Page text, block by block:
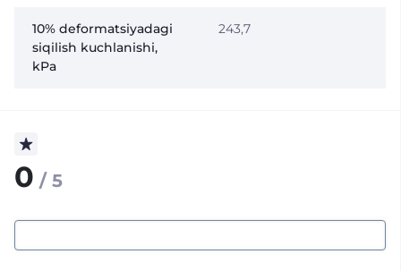
10% deformatsiyadagi
siqilish kuchlanishi,
kPa
243,7
0 / 5